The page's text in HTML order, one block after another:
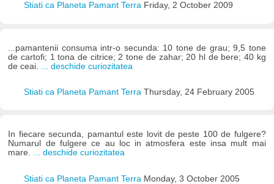
Stiati ca Planeta Pamant Terra Friday, 2 October 2009
...pamantenii consuma intr-o secunda: 10 tone de grau; 9,5 tone
de cartofi; 1 tona de citrice; 2 tone de zahar; 20 hl de bere; 40 kg
de ceai.
... deschide curiozitatea
Stiati ca Planeta Pamant Terra Thursday, 24 February 2005
In fiecare secunda, pamantul este lovit de peste 100 de fulgere?
Numarul de fulgere ce au loc in atmosfera este insa mult mai
mare. ... deschide curiozitatea
Stiati ca Planeta Pamant Terra Monday, 3 October 2005